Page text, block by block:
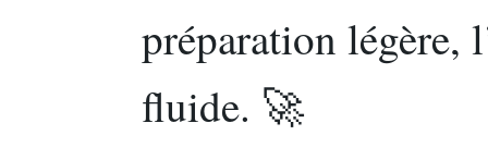
préparation légère,
fluide. 🚀